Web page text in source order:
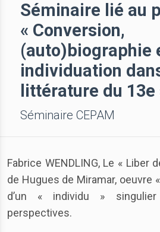
Séminaire lié au
« Conversion,
(auto)biographie
individuation
littérature du 13e
Séminaire CEPAM
Fabrice WENDLING, Le « Liber
de Hugues de Miramar, oeuvre
d’un « individu »
perspectives.